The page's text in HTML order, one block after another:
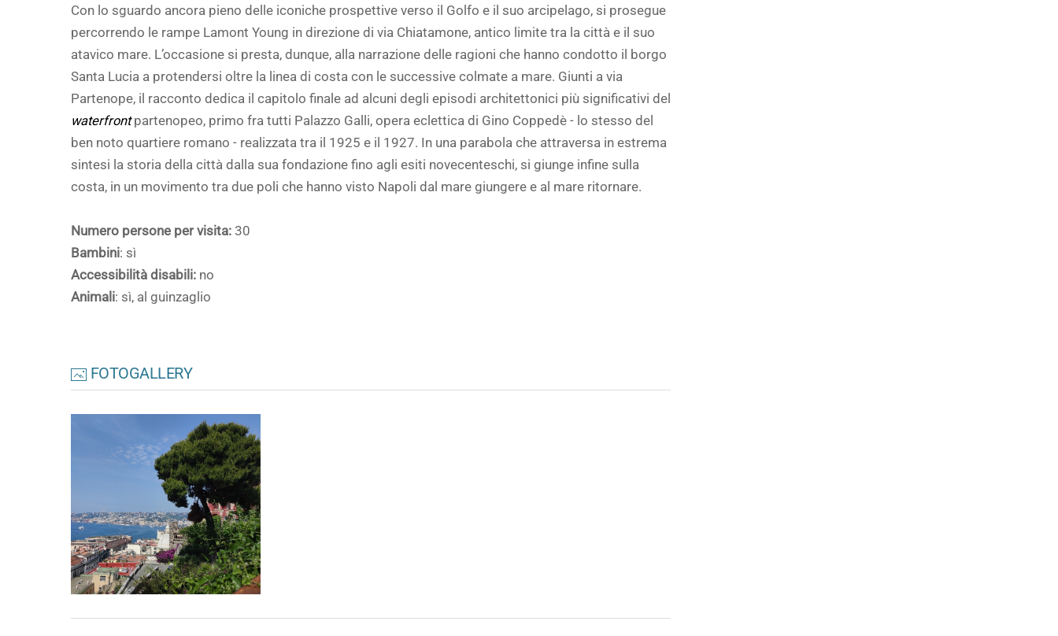
Con lo sguardo ancora pieno delle iconiche prospettive verso il Golfo e il suo arcipelago, si prosegue
percorrendo le rampe Lamont Young in direzione di via Chiatamone, antico limite tra la città e il suo
atavico mare. L’occasione si presta, dunque, alla narrazione delle ragioni che hanno condotto il borgo
Santa Lucia a protendersi oltre la linea di costa con le successive colmate a mare. Giunti a via
Partenope, il racconto dedica il capitolo finale ad alcuni degli episodi architettonici più significativi del
waterfrontpartenopeo, primo fra tutti Palazzo Galli, opera eclettica di Gino Coppedè - lo stesso del
ben noto quartiere romano - realizzata tra il 1925 e il 1927. In una parabola che attraversa in estrema
sintesi la storia della città dalla sua fondazione fino agli esiti novecenteschi, si giunge infine sulla
costa, in un movimento tra due poli che hanno visto Napoli dal mare giungere e al mare ritornare.
Numero persone per visita: 30
Bambini: sì
Accessibilità disabili: no
Animali: sì, al guinzaglio
FOTOGALLERY